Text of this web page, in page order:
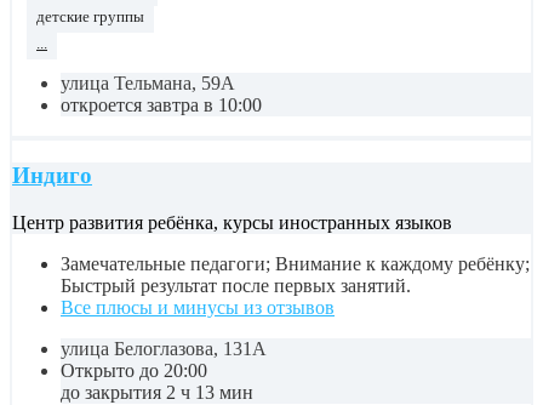
детские группы
улица Тельмана, 59А
откроется завтра в 10:00
Индиго
Центр развития ребёнка, курсы иностранных языков
Замечательные педагоги; Внимание к каждому ребёнку;
Быстрый результат после первых занятий.
Все плюсы и минусы из отзывов
улица Белоглазова, 131А
Открыто до 20:00
до закрытия 2 ч 13 мин